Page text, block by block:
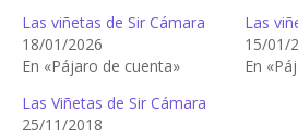
Las viñetas de Sir Cámara
18/01/2026
En «Pájaro de cuenta»
Las
15/01/
En
Las Viñetas de Sir Cámara
25/11/2018